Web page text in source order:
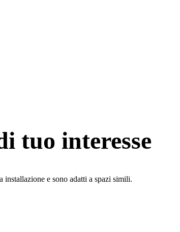
tuo interesse
installazione e sono adatti a spazi simili.